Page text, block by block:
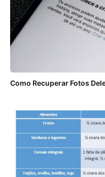
Como Recuperar Fotos